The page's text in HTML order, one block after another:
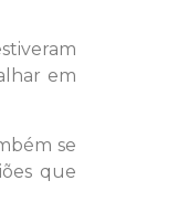
em
se
que